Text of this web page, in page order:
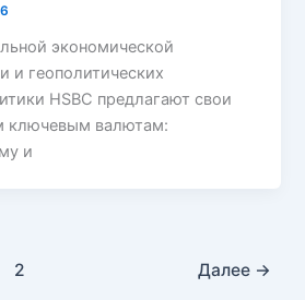
экономической
и геополитических
HSBC предлагают свои
ключевым валютам:
и
2 Далее →